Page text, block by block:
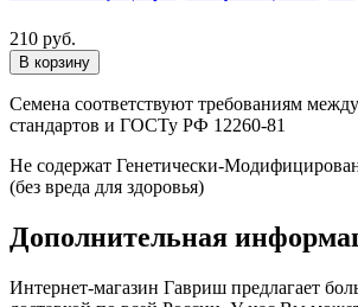
210 руб.
Семена соответствуют требованиям
стандартов и ГОСТу РФ 12260-81
Не содержат Генетически-
(без вреда для здоровья)
Дополнительная
Интернет-магазин Гавриш предлагает